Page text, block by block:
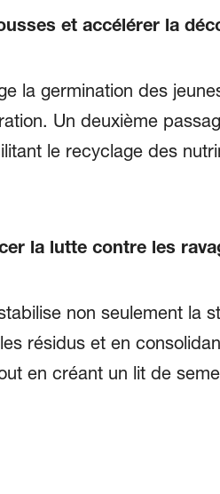
et accélérer la
la germination des
Un deuxième
le recyclage des
la lutte contre les
non seulement la
résidus et en
en créant un lit de